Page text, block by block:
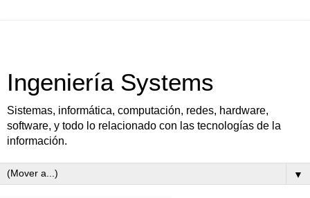
Ingeniería Systems
Sistemas, informática, computación, redes, hardware,
software, y todo lo relacionado con las tecnologías de la
información.
▼